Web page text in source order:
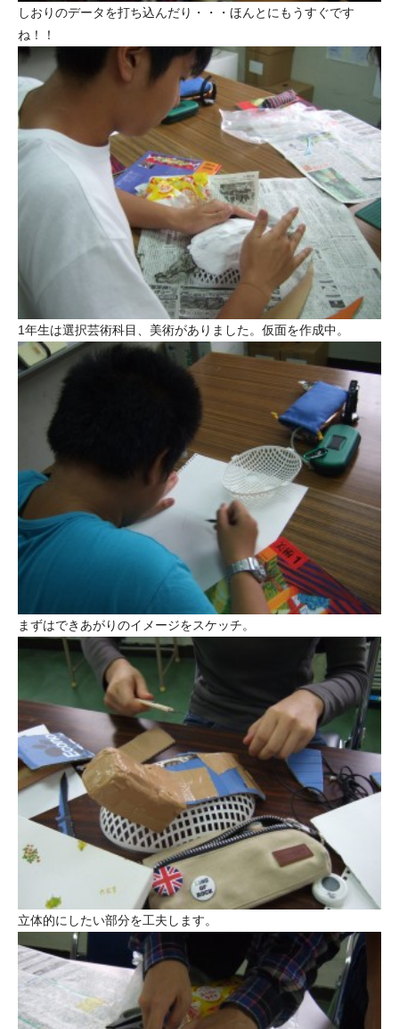
しおりのデータを打ち込んだり・・・ほんとにもうすぐです
ね！！
1年生は選択芸術科目、美術がありました。仮面を作成中。
まずはできあがりのイメージをスケッチ。
立体的にしたい部分を工夫します。